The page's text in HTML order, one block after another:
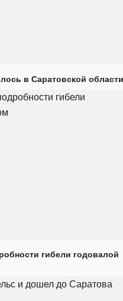
в Саратовской области
гибели годовалой